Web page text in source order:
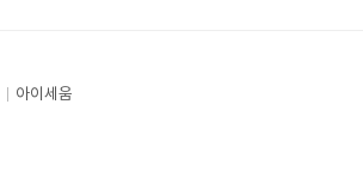
아이세움